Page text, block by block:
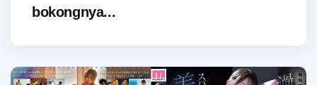
bokongnya...